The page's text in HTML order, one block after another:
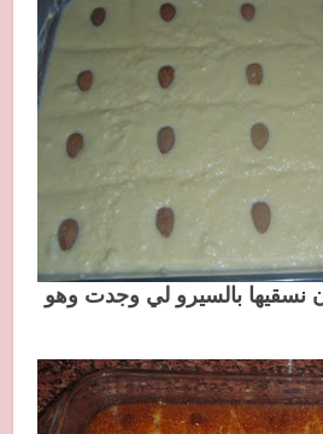
نسقيها بالسيرو لي وجدت وهو